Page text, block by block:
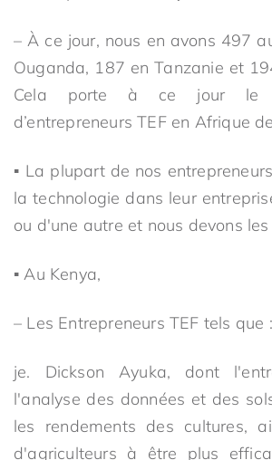
– À ce jour, nous en avons 497
Ouganda, 187 en Tanzanie et
Cela porte à ce jour le
d’entrepreneurs TEF en Afrique
▪ La plupart de nos
la technologie dans leur
ou d'une autre et nous devons
▪ Au Kenya,
– Les Entrepreneurs TEF tels que :
je. Dickson Ayuka, dont
l'analyse des données et des
les rendements des cultures,
d'agriculteurs à être plus